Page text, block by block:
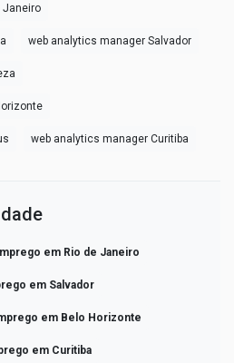
Janeiro
web analytics manager Salvador
web analytics manager Curitiba
em Rio de Janeiro
em Salvador
em Belo Horizonte
em Curitiba